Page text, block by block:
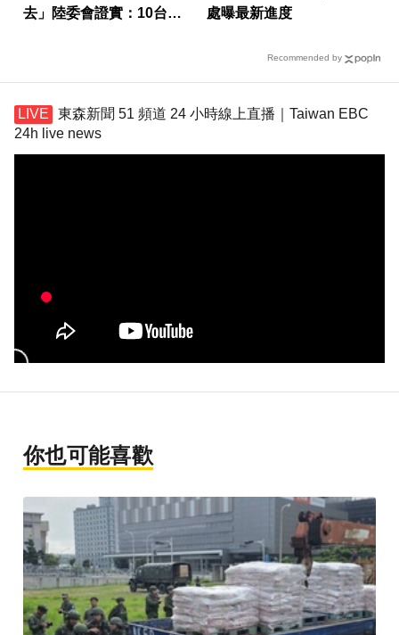
去」陸委會證實：10台人
處曝最新進度
Recommended by
東森新聞 51 頻道 24 小時線上直播｜Taiwan EBC
24h live news
你也可能喜歡